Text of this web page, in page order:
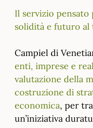
Il servizio
solidità e futuro
Campiel di
enti, imprese e
valutazione della
costruzione di
economica, per
un’iniziativa